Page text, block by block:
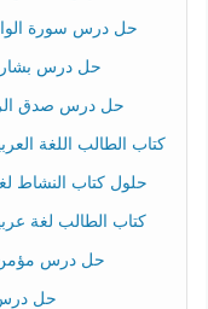
حل درس سورة الواقعة 57-74 تربية اسلامية
حل درس
حل درس صدق الرسول
كتاب الطالب اللغة
حلول كتاب النشاط
كتاب الطالب لغة عربية
حل درس مؤمن
حل درس